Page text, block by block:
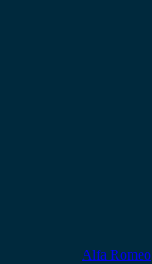
Alfa Romeo